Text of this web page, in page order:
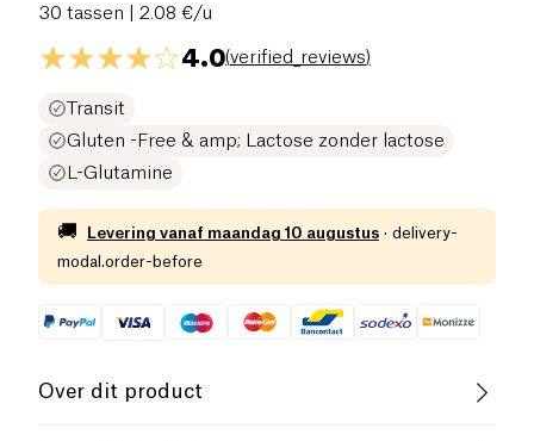
30 tassen | 2.08 €/u
4.0(verified_reviews)
Transit
Gluten -Free & amp; Lactose zonder lactose
L-Glutamine
🚚 Levering vanaf maandag 10 augustus · delivery-
modal.order-before
Over dit product